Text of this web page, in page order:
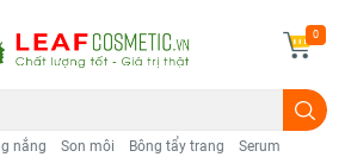
nắng Son môi Bông tẩy trang Serum
0